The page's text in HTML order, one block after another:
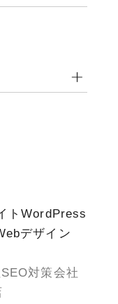
トWordPress
デザイン
SEO対策会社